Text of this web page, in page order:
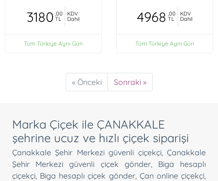
3180 ,00
TL
KDV
Dahil
Tüm Türkiye Aynı Gün
4968 ,00
TL
KDV
Dahil
Tüm Türkiye Aynı Gün
« Önceki Sonraki »
Marka Çiçek ile ÇANAKKALE
şehrine ucuz ve hızlı çiçek siparişi
Çanakkale Şehir Merkezi güvenli çiçekçi,Çanakkale
Şehir Merkezi güvenli çiçek gönder, Biga hesaplı
çiçekçi Biga hesaplı çiçek gönder, Çan online çiçekçi